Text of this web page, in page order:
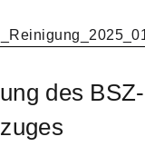
des BSZ-